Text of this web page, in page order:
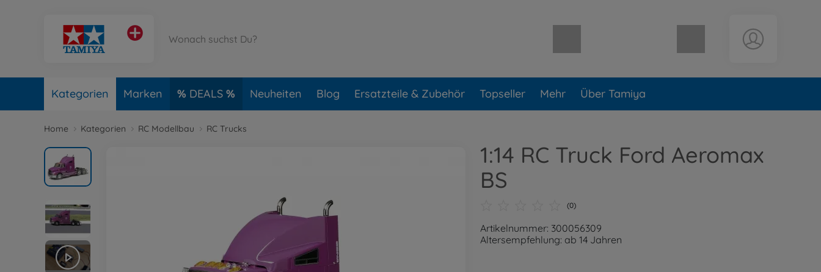
Warenkorb leer
Kategorien Marken DEALS Neuheiten Blog Ersatzteile & Zubehör Topseller Mehr Über Tamiya
Home Kategorien RC Modellbau RC Trucks
1:14 RC Truck Ford Aeromax
BS
(0)
Artikelnummer: 300056309
Altersempfehlung: ab 14 Jahren